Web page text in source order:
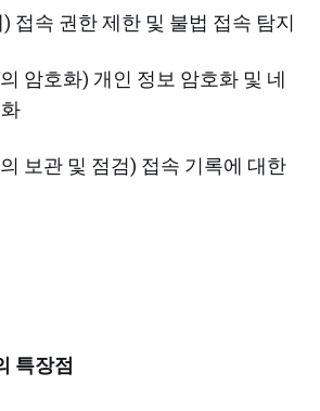
접속 권한 제한 및 불법 접속 탐지
암호화) 개인 정보 암호화 및 네
보관 및 점검) 접속 기록에 대한
특장점